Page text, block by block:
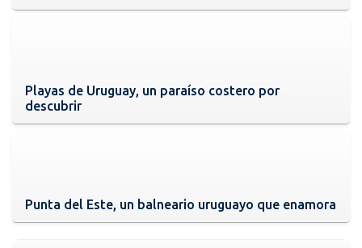
Playas de Uruguay, un paraíso costero por
descubrir
Punta del Este, un balneario uruguayo que enamora